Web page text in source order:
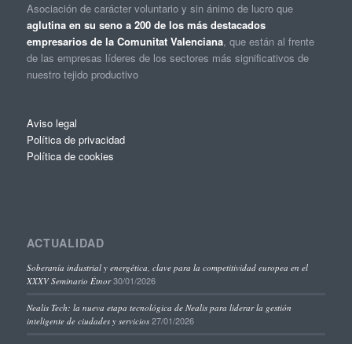
Asociación de carácter voluntario y sin ánimo de lucro que
aglutina en su seno a 200 de los más destacados
empresarios de la Comunitat Valenciana, que están al frente
de las empresas líderes de los sectores más significativos de
nuestro tejido productivo
Aviso legal
Política de privacidad
Política de cookies
ACTUALIDAD
Soberanía industrial y energética, clave para la competitividad europea en el
XXXV Seminario Étnor 30/01/2026
Nealis Tech: la nueva etapa tecnológica de Nealis para liderar la gestión
inteligente de ciudades y servicios 27/01/2026